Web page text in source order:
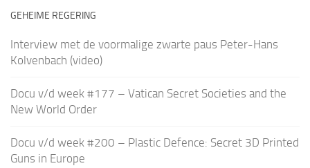
GEHEIME REGERING
Interview met de voormalige zwarte paus Peter-Hans
Kolvenbach (video)
Docu v/d week #177 – Vatican Secret Societies and the
New World Order
Docu v/d week #200 – Plastic Defence: Secret 3D Printed
Guns in Europe